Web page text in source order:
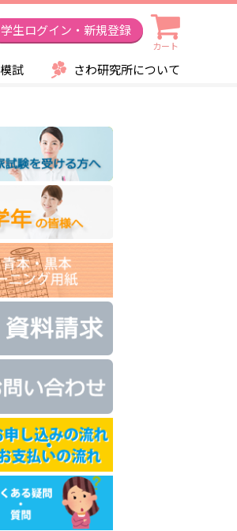
学生ログイン・新規登録
カート
模試 さわ研究所について